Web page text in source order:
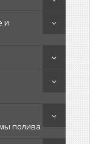
и
полива